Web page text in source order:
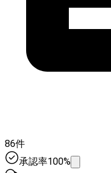
86件
承認率100%